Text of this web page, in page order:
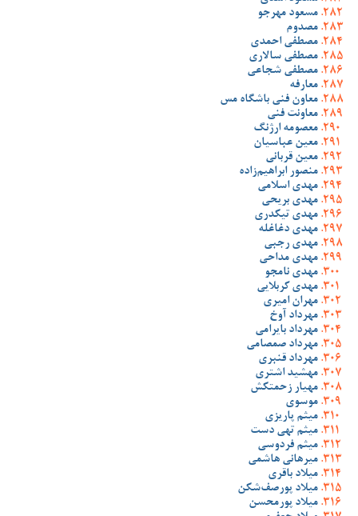
مسعود مهرجو
مصدوم
مصطفی احمدی
مصطفی سالاری
مصطفی شجاعی
معارفه
معاون فنی باشگاه مس
معاونت فنی
معصومه ارژنگ
معین عباسیان
معین قربانی
منصور ابراهیم‌زاده
مهدی اسلامی
مهدی بریحی
مهدی تیکدری
مهدی دغاغله
مهدی رجبی
مهدی مداحی
مهدی نامجو
مهدی کربلایی
مهران امیری
مهرداد آوخ
مهرداد بایرامی
مهرداد صمصامی
مهرداد قنبری
مهشید اشتری
مهیار زحمتکش
موسوی
میثم پاریزی
میثم تهی دست
میثم فردوسی
میرهانی هاشمی
میلاد باقری
میلاد پورصف‌شکن
میلاد پورمحسن